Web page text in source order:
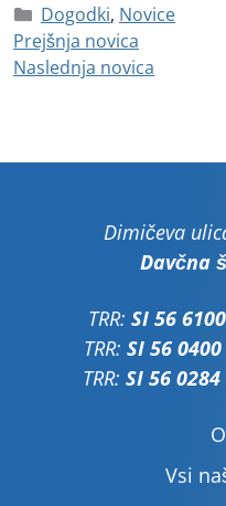
Dogodki, Novice
Prejšnja novica
Naslednja novica
Dimičeva
Davčna
TRR: SI 56
TRR: SI 56
TRR: SI 56
Vsi